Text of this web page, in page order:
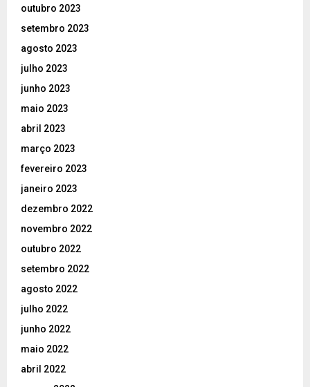
outubro 2023
setembro 2023
agosto 2023
julho 2023
junho 2023
maio 2023
abril 2023
março 2023
fevereiro 2023
janeiro 2023
dezembro 2022
novembro 2022
outubro 2022
setembro 2022
agosto 2022
julho 2022
junho 2022
maio 2022
abril 2022